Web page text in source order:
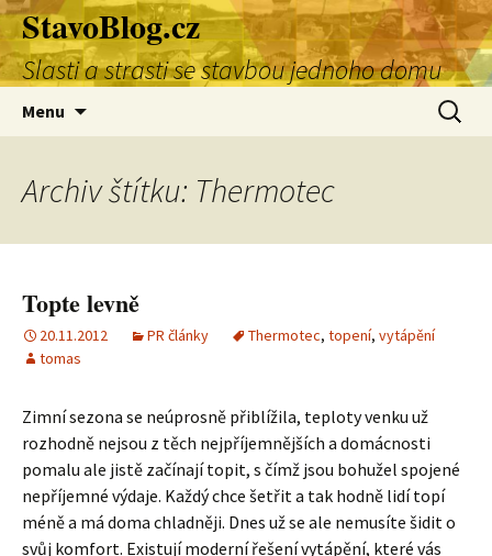
Přejít
k
obsahu
webu
StavoBlog.cz
Slasti a strasti se stavbou jednoho domu
Menu
Archiv štítku: Thermotec
Topte levně
20.11.2012 PR články Thermotec, topení, vytápění
tomas
Zimní sezona se neúprosně přiblížila, teploty venku už
rozhodně nejsou z těch nejpříjemnějších a domácnosti
pomalu ale jistě začínají topit, s čímž jsou bohužel spojené
nepříjemné výdaje. Každý chce šetřit a tak hodně lidí topí
méně a má doma chladněji. Dnes už se ale nemusíte šidit o
svůj komfort. Existují moderní řešení vytápění, které vás